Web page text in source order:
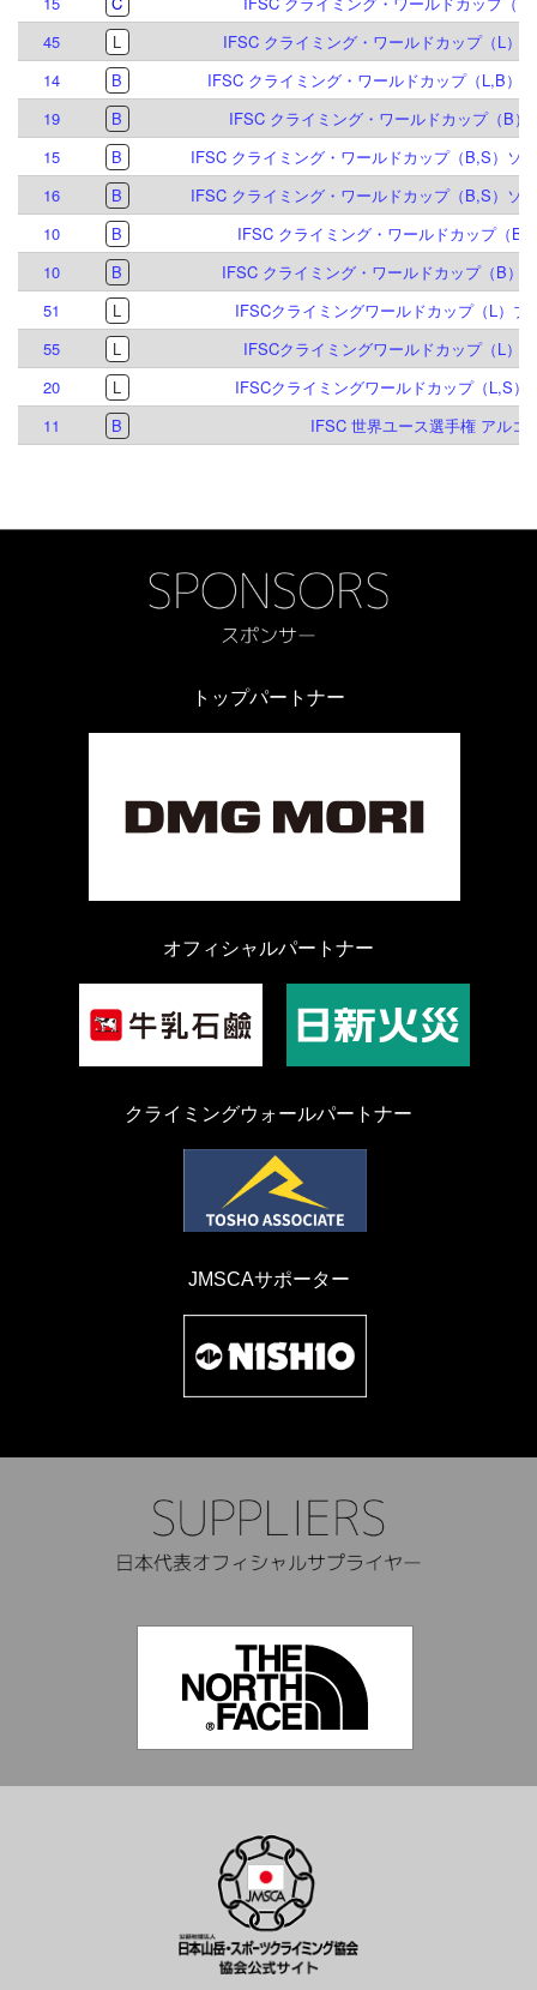
45
L
IFSC クライミング・ワールドカップ（L）
14
B
IFSC クライミング・ワールドカップ（L,B）
19
B
IFSC クライミング・ワールドカップ（B）
15
B
IFSC クライミング・ワールドカップ（B,S）ソ
16
B
IFSC クライミング・ワールドカップ（B,S）ソ
10
B
IFSC クライミング・ワールドカップ（
10
B
IFSC クライミング・ワールドカップ（B）
51
L
IFSCクライミングワールドカップ（L）ブ
55
L
IFSCクライミングワールドカップ（L）
20
L
IFSCクライミングワールドカップ（L,S）
11
B IFSC 世界ユース選手権 アルコ
トップパートナー
オフィシャルパートナー
クライミングウォールパートナー
JMSCAサポーター